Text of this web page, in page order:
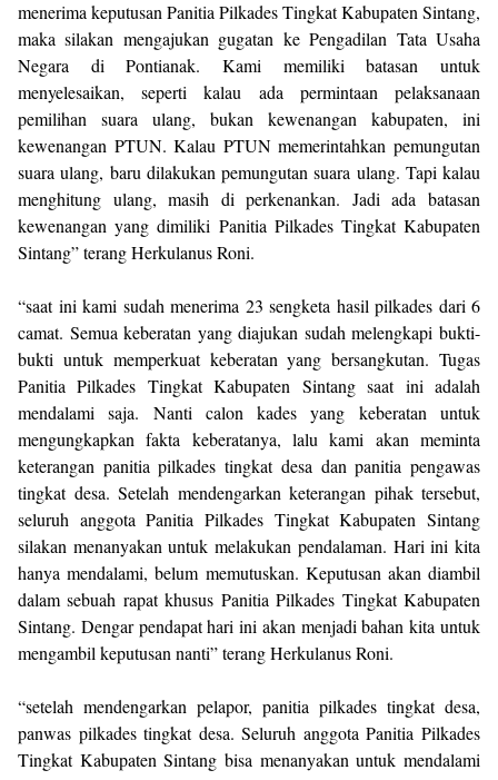
menerima keputusan Panitia Pilkades Tingkat Kabupaten Sintang,
maka silakan mengajukan gugatan ke Pengadilan Tata Usaha
Negara di Pontianak. Kami memiliki batasan untuk
menyelesaikan, seperti kalau ada permintaan pelaksanaan
pemilihan suara ulang, bukan kewenangan kabupaten, ini
kewenangan PTUN. Kalau PTUN memerintahkan pemungutan
suara ulang, baru dilakukan pemungutan suara ulang. Tapi kalau
menghitung ulang, masih di perkenankan. Jadi ada batasan
kewenangan yang dimiliki Panitia Pilkades Tingkat Kabupaten
Sintang” terang Herkulanus Roni.
“saat ini kami sudah menerima 23 sengketa hasil pilkades dari 6
camat. Semua keberatan yang diajukan sudah melengkapi bukti-
bukti untuk memperkuat keberatan yang bersangkutan. Tugas
Panitia Pilkades Tingkat Kabupaten Sintang saat ini adalah
mendalami saja. Nanti calon kades yang keberatan untuk
mengungkapkan fakta keberatanya, lalu kami akan meminta
keterangan panitia pilkades tingkat desa dan panitia pengawas
tingkat desa. Setelah mendengarkan keterangan pihak tersebut,
seluruh anggota Panitia Pilkades Tingkat Kabupaten Sintang
silakan menanyakan untuk melakukan pendalaman. Hari ini kita
hanya mendalami, belum memutuskan. Keputusan akan diambil
dalam sebuah rapat khusus Panitia Pilkades Tingkat Kabupaten
Sintang. Dengar pendapat hari ini akan menjadi bahan kita untuk
mengambil keputusan nanti” terang Herkulanus Roni.
“setelah mendengarkan pelapor, panitia pilkades tingkat desa,
panwas pilkades tingkat desa. Seluruh anggota Panitia Pilkades
Tingkat Kabupaten Sintang bisa menanyakan untuk mendalami